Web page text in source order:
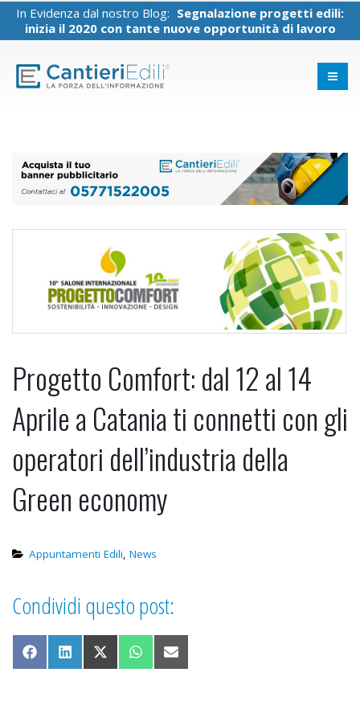
In Evidenza dal nostro Blog: Segnalazione progetti edili:
inizia il 2020 con tante nuove opportunità di lavoro
Progetto Comfort: dal 12 al 14
Aprile a Catania ti connetti con gli
operatori dell’industria della
Green economy
Appuntamenti Edili, News
Condividi questo post:
Share on Facebook
Share on LinkedIn
Share on X (Twitter)
Share on WhatsApp
Share on Email
Ristrutturare con amore: la casa
che ti rispecchia.
Case antiche,
ristrutturazioni
moderne: come fare.
Ristrutturazione: come non
perdere il controllo del budget.
19 Gennaio 2026